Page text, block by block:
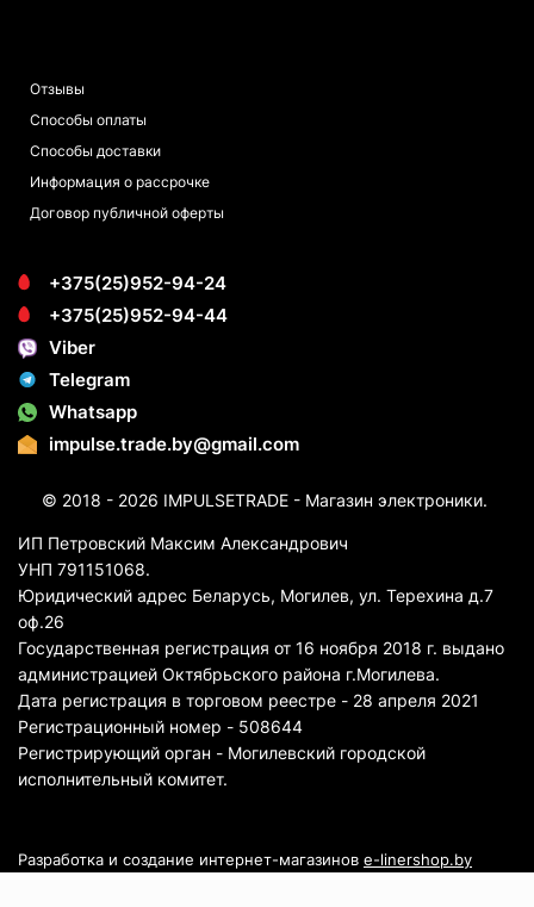
Отзывы
Способы оплаты
Способы доставки
Информация о рассрочке
Договор публичной оферты
+375(25)952-94-24
+375(25)952-94-44
Viber
Telegram
Whatsapp
impulse.trade.by@gmail.com
© 2018 - 2026 IMPULSETRADE - Магазин электроники.
ИП Петровский Максим Александрович
УНП 791151068.
Юридический адрес Беларусь, Могилев, ул. Терехина д.7
оф.26
Государственная регистрация от 16 ноября 2018 г. выдано
администрацией Октябрьского района г.Могилева.
Дата регистрация в торговом реестре - 28 апреля 2021
Регистрационный номер - 508644
Регистрирующий орган - Могилевский городской
исполнительный комитет.
Разработка и создание интернет-магазинов e-linershop.by